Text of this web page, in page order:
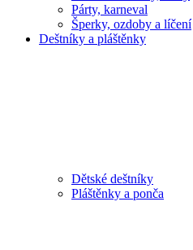
Párty, karneval
Šperky, ozdoby a líčení
Deštníky a pláštěnky
Dětské deštníky
Pláštěnky a ponča